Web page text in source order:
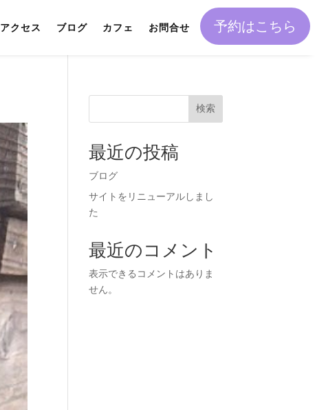
アクセス ブログ カフェ お問合せ 予約はこちら
検索
最近の投稿
ブログ
サイトをリニューアルしまし
た
最近のコメント
表示できるコメントはありま
せん。